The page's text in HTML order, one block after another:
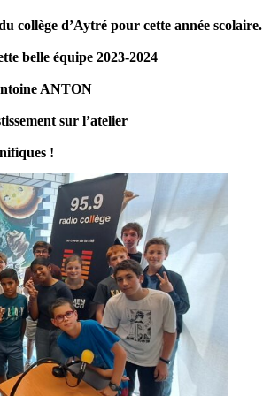
collège d’Aytré pour cette année scolaire.
belle équipe 2023-2024
ANTON
sur l’atelier
!